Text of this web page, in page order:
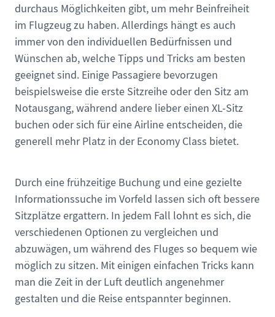
durchaus Möglichkeiten gibt, um mehr Beinfreiheit
im Flugzeug zu haben. Allerdings hängt es auch
immer von den individuellen Bedürfnissen und
Wünschen ab, welche Tipps und Tricks am besten
geeignet sind. Einige Passagiere bevorzugen
beispielsweise die erste Sitzreihe oder den Sitz am
Notausgang, während andere lieber einen XL-Sitz
buchen oder sich für eine Airline entscheiden, die
generell mehr Platz in der Economy Class bietet.
Durch eine frühzeitige Buchung und eine gezielte
Informationssuche im Vorfeld lassen sich oft bessere
Sitzplätze ergattern. In jedem Fall lohnt es sich, die
verschiedenen Optionen zu vergleichen und
abzuwägen, um während des Fluges so bequem wie
möglich zu sitzen. Mit einigen einfachen Tricks kann
man die Zeit in der Luft deutlich angenehmer
gestalten und die Reise entspannter beginnen.